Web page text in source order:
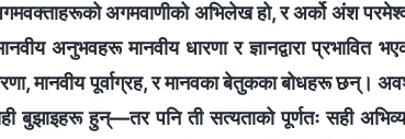
अगमवाणीको अभिलेख हो, र अर्को अंश
अनुभवहरू मानवीय धारणा र ज्ञानद्वारा प्रभावित
मानवीय पूर्वाग्रह, र मानवका बेतुकका बोधहरू छन्।
बुझाइहरू हुन्—तर पनि ती सत्यताको पूर्णतः सही